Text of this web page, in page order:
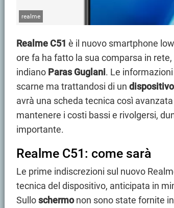
realme
Realme C51 è il nuovo smartphone
ore fa ha fatto la sua comparsa in
indiano Paras Guglani. Le
scarne ma trattandosi di un
avrà una scheda tecnica così
mantenere i costi bassi e rivolgersi,
importante.
Realme C51: come sarà
Le prime indiscrezioni sul nuovo
tecnica del dispositivo, anticipata in
Sulloschermonon sono state fornite